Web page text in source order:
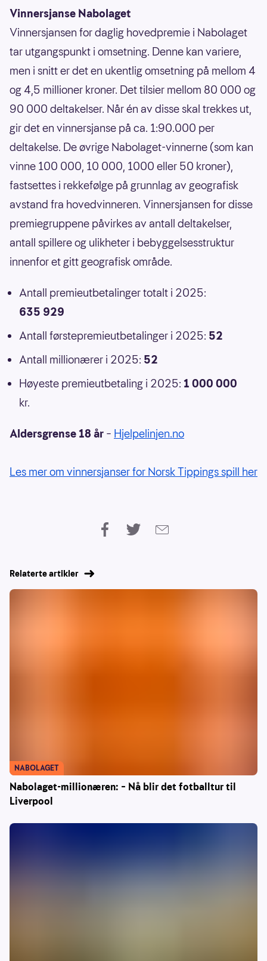
Vinnersjanse Nabolaget
Vinnersjansen for daglig hovedpremie i Nabolaget
tar utgangspunkt i omsetning. Denne kan variere,
men i snitt er det en ukentlig omsetning på mellom 4
og 4,5 millioner kroner. Det tilsier mellom 80 000 og
90 000 deltakelser. Når én av disse skal trekkes ut,
gir det en vinnersjanse på ca. 1:90.000 per
deltakelse. De øvrige Nabolaget-vinnerne (som kan
vinne 100 000, 10 000, 1000 eller 50 kroner),
fastsettes i rekkefølge på grunnlag av geografisk
avstand fra hovedvinneren. Vinnersjansen for disse
premiegruppene påvirkes av antall deltakelser,
antall spillere og ulikheter i bebyggelsesstruktur
innenfor et gitt geografisk område.
Antall premieutbetalinger totalt i 2025:
635 929
Antall førstepremieutbetalinger i 2025: 52
Antall millionærer i 2025: 52
Høyeste premieutbetaling i 2025: 1 000 000
kr.
Aldersgrense 18 år – Hjelpelinjen.no
Les mer om vinnersjanser for Norsk Tippings spill her
Relaterte artikler
Nabolaget-millionæren: – Nå blir det fotballtur til
Liverpool
NABOLAGET